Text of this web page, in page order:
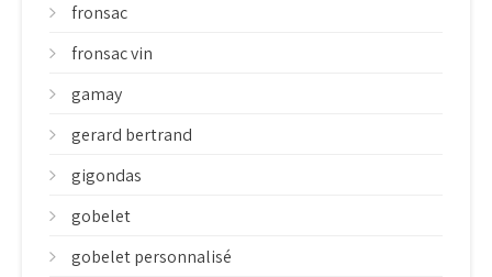
fronsac
fronsac vin
gamay
gerard bertrand
gigondas
gobelet
gobelet personnalisé